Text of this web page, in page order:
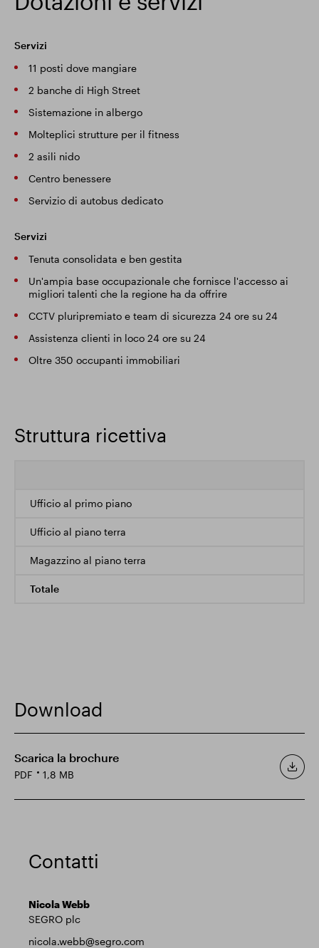
Servizi
11 posti dove mangiare
2 banche di High Street
Sistemazione in albergo
Molteplici strutture per il fitness
2 asili nido
Centro benessere
Servizio di autobus dedicato
Servizi
Tenuta consolidata e ben gestita
Un'ampia base occupazionale che fornisce l'accesso ai
migliori talenti che la regione ha da offrire
CCTV pluripremiato e team di sicurezza 24 ore su 24
Assistenza clienti in loco 24 ore su 24
Oltre 350 occupanti immobiliari
Struttura ricettiva
Ufficio al primo piano
Ufficio al piano terra
Magazzino al piano terra
Totale
Download
Scarica la brochure
PDF 1,8 MB
Contatti
Nicola Webb
SEGRO plc
nicola.webb@segro.com